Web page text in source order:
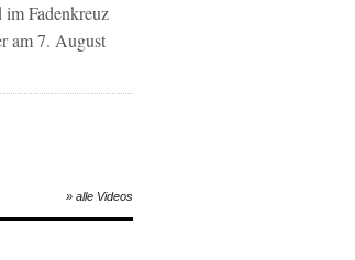
im Fadenkreuz
am 7. August
» alle Videos